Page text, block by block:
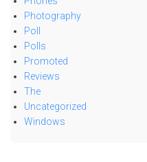
Photography
Poll
Polls
Promoted
Reviews
The
Uncategorized
Windows